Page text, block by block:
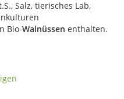
Salz, tierisches Lab,
Bio-Walnüssen enthalten.
kj/ kcal